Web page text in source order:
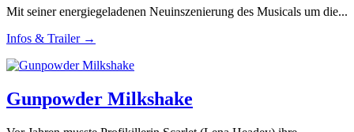
Mit seiner energiegeladenen Neuinszenierung des Musicals um die...
Infos & Trailer →
Gunpowder Milkshake